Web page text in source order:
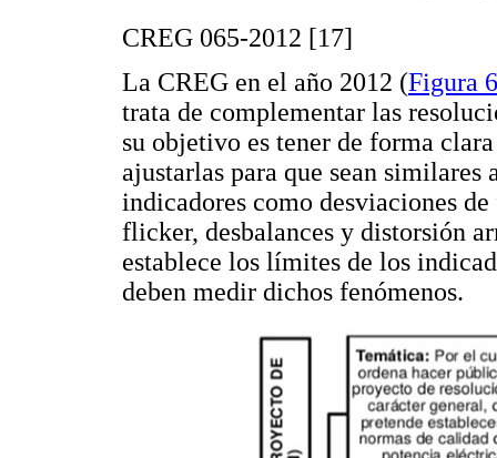
CREG 065-2012 [17]
La CREG en el año 2012 (Figura 6
trata de complementar las
su objetivo es tener de forma
ajustarlas para que sean
indicadores como desviaciones
flicker, desbalances y distorsión
establece los límites de los
deben medir dichos fenómenos.